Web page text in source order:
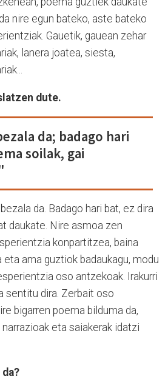
nire egun bateko, aste bateko
Gauetik, gauean zehar
lanera joatea, siesta,
dute.
da; badago hari
soilak, gai
da. Badago hari bat, ez dira
daukate. Nire asmoa zen
konpartitzea, baina
eta ama guztiok badaukagu, modu
oso antzekoak. Irakurri
sentitu dira. Zerbait oso
bigarren poema bilduma da,
eta saiakerak idatzi